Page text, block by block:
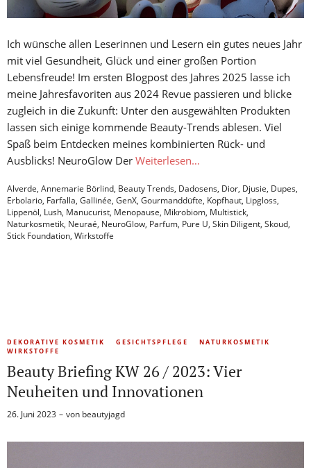
Ich wünsche allen Leserinnen und Lesern ein gutes neues Jahr
mit viel Gesundheit, Glück und einer großen Portion
Lebensfreude! Im ersten Blogpost des Jahres 2025 lasse ich
meine Jahresfavoriten aus 2024 Revue passieren und blicke
zugleich in die Zukunft: Unter den ausgewählten Produkten
lassen sich einige kommende Beauty-Trends ablesen. Viel
Spaß beim Entdecken meines kombinierten Rück- und
Ausblicks! NeuroGlow Der Weiterlesen…
Alverde, Annemarie Börlind, Beauty Trends, Dadosens, Dior, Djusie, Dupes,
Erbolario, Farfalla, Gallinée, GenX, Gourmanddüfte, Kopfhaut, Lipgloss,
Lippenöl, Lush, Manucurist, Menopause, Mikrobiom, Multistick,
Naturkosmetik, Neuraé, NeuroGlow, Parfum, Pure U, Skin Diligent, Skoud,
Stick Foundation, Wirkstoffe
DEKORATIVE KOSMETIK GESICHTSPFLEGE
NATURKOSMETIK
WIRKSTOFFE
Beauty Briefing KW 26 / 2023: Vier
Neuheiten und Innovationen
26. Juni 2023 von beautyjagd